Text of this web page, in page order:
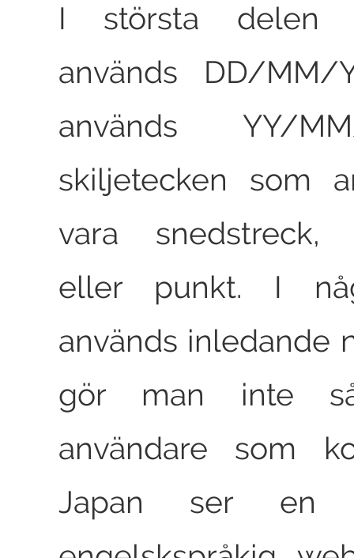
I största delen
används DD/MM/
används YY/
skiljetecken som
vara snedstreck,
eller punkt. I
används inledande
gör man inte
användare som
Japan ser en